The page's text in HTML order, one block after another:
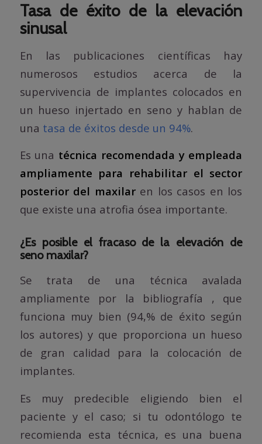
Tasa de éxito de la elevación
sinusal
En las publicaciones científicas hay
numerosos estudios acerca de la
supervivencia de implantes colocados en
un hueso injertado en seno y hablan de
una tasa de éxitos desde un 94%.
Es una técnica recomendada y empleada
ampliamente para rehabilitar el sector
posterior del maxilaren los casos en los
que existe una atrofia ósea importante.
¿Es posible el fracaso de la elevación de
seno maxilar?
Se trata de una técnica avalada
ampliamente por la bibliografía , que
funciona muy bien (94,% de éxito según
los autores) y que proporciona un hueso
de gran calidad para la colocación de
implantes.
Es muy predecible eligiendo bien el
paciente y el caso; si tu odontólogo te
recomienda esta técnica, es una buena